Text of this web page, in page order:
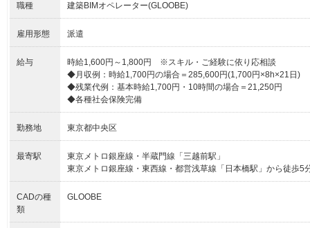
職種 建築BIMオペレーター(GLOOBE)
雇用形態 派遣
給与
時給1,600円～1,800円 ※スキル・ご経験に依り応相談
◆月収例：時給1,700円の場合＝285,600円(1,700円×8h×21日)
◆残業代例：基本時給1,700円・10時間の場合＝21,250円
◆各種社会保険完備
勤務地 東京都中央区
最寄駅
東京メトロ銀座線・半蔵門線「三越前駅」
東京メトロ銀座線・東西線・都営浅草線「日本橋駅」から徒歩5
CADの種
類
GLOOBE